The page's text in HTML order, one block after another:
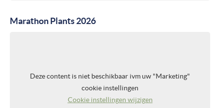
Marathon Plants 2026
Deze content is niet beschikbaar ivm uw "Marketing"
cookie instellingen
Cookie instellingen wijzigen